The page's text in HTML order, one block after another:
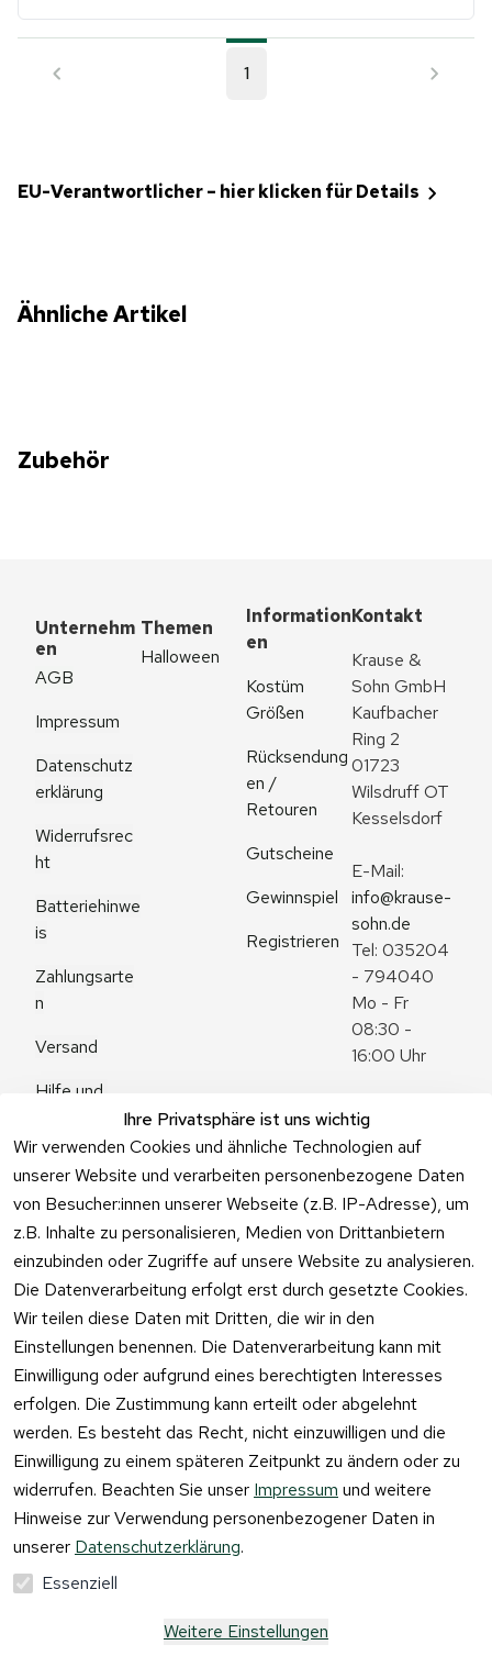
1
EU-Verantwortlicher – hier klicken für Details
Ähnliche Artikel
Zubehör
Ihre Privatsphäre ist uns wichtig
Wir verwenden Cookies und ähnliche Technologien auf
unserer Website und verarbeiten personenbezogene Daten
von Besucher:innen unserer Webseite (z.B. IP-Adresse), um
z.B. Inhalte zu personalisieren, Medien von Drittanbietern
einzubinden oder Zugriffe auf unsere Website zu analysieren.
Die Datenverarbeitung erfolgt erst durch gesetzte Cookies.
Wir teilen diese Daten mit Dritten, die wir in den
Einstellungen benennen. Die Datenverarbeitung kann mit
Einwilligung oder aufgrund eines berechtigten Interesses
erfolgen. Die Zustimmung kann erteilt oder abgelehnt
werden. Es besteht das Recht, nicht einzuwilligen und die
Einwilligung zu einem späteren Zeitpunkt zu ändern oder zu
widerrufen. Beachten Sie unser Impressum und weitere
Hinweise zur Verwendung personenbezogener Daten in
unserer Datenschutzerklärung.
Essenziell
Weitere Einstellungen
Unternehm
en
AGB
Impressum
Datenschutz
erklärung
Widerrufsrec
ht
Batteriehinwe
is
Zahlungsarte
n
Versand
Hilfe und
Fragen
Themen
Halloween
Information
en
Kostüm
Größen
Rücksendung
en /
Retouren
Gutscheine
Gewinnspiel
Registrieren
Kontakt
Krause &
Sohn GmbH
Kaufbacher
Ring 2
01723
Wilsdruff OT
Kesselsdorf
info@krause-
sohn.de
Tel: 035204
- 794040
Mo - Fr
08:30 -
16:00 Uhr
Zum
Kontaktformu
lar
Vertrag
widerrufen